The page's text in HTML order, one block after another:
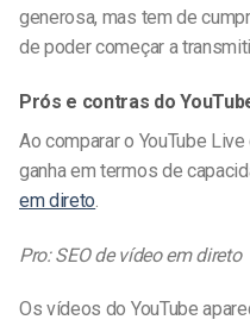
generosa, mas tem de
de poder começar a
Prós e contras do
Ao comparar o YouTube
ganha em termos de
em direto
Pro: SEO de vídeo em direto
Os vídeos do YouTube